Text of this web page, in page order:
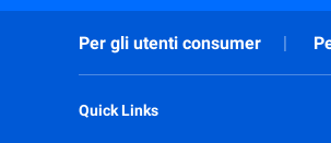
Per gli utenti consumer
Quick Links